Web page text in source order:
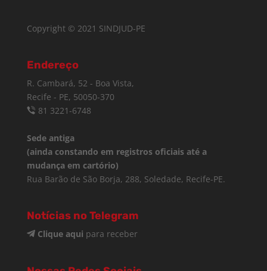
Copyright © 2021 SINDJUD-PE
Endereço
R. Cambará, 52 - Boa Vista,
Recife - PE, 50050-370
81 3221-6748
Sede antiga
(ainda constando em registros oficiais até a
mudança em cartório)
Rua Barão de São Borja, 288, Soledade, Recife-PE.
Notícias no Telegram
Clique aqui para receber